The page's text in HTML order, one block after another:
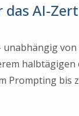
AI-
Prompting bis